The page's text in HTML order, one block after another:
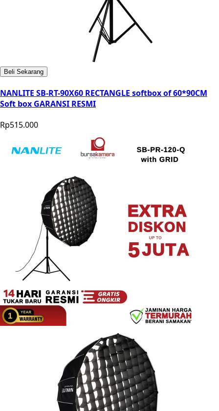
Beli Sekarang
NANLITE SB-RT-90X60 RECTANGLE softbox of 60*90CM
Soft box GARANSI RESMI
Rp515.000